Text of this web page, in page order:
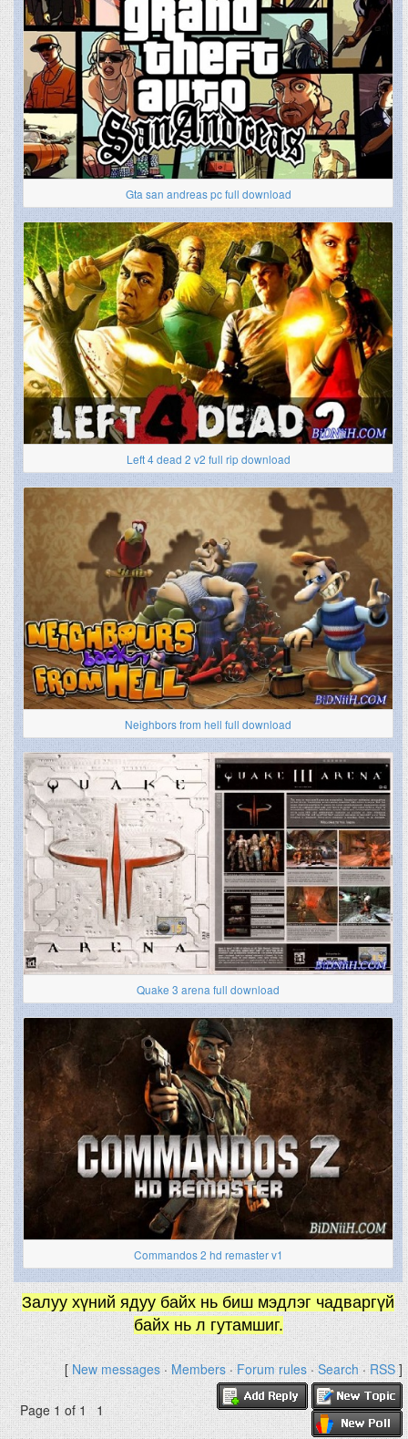
Gta san andreas pc full download
Left 4 dead 2 v2 full rip download
Neighbors from hell full download
Quake 3 arena full download
Commandos 2 hd remaster v1
Залуу хүний ядуу байх нь биш мэдлэг чадваргүй
байх нь л гутамшиг.
[New messages·Members·Forum rules·Search·RSS]
Page1of1 1